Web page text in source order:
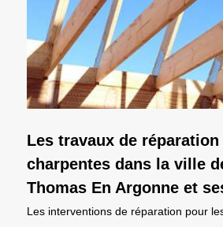
Les travaux de réparation
charpentes dans la ville
Thomas En Argonne et
Les interventions de réparation pour